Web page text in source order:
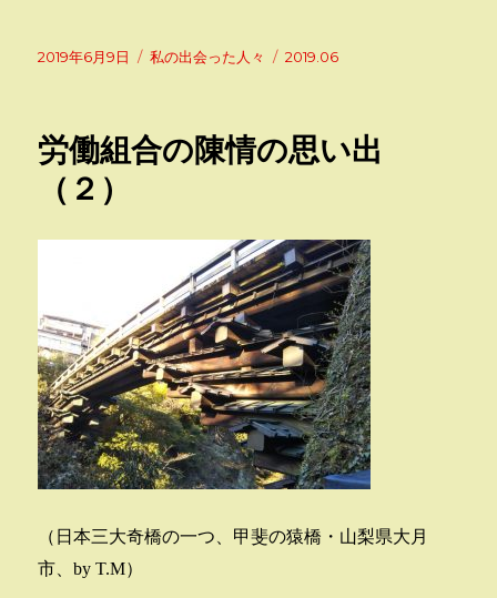
投
2019年6月9日
カ
ー
私の出会った人々
タ
2019.06
労働組合の陳情の思い出
（２）
（日本三大奇橋の一つ、甲斐の猿橋・山梨県大月
市、by T.M）